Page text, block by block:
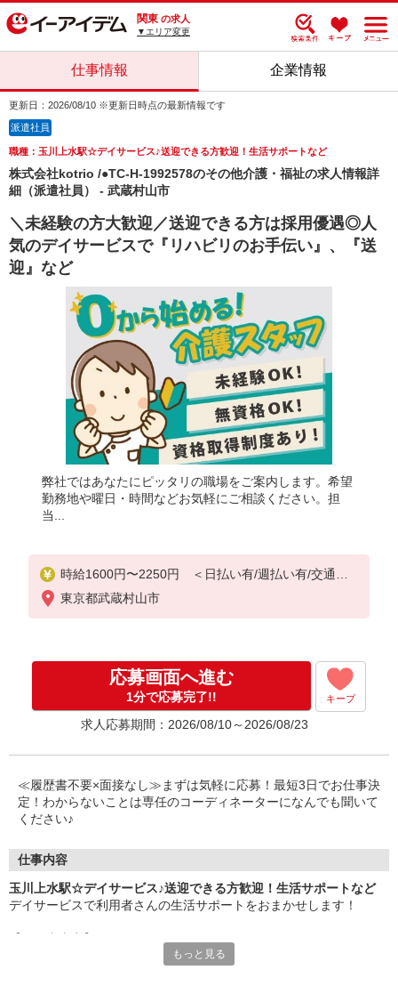
関東 の求人
▼エリア変更
仕事情報 企業情報
更新日：2026/08/10 ※更新日時点の最新情報です
派遣社員
職種：玉川上水駅☆デイサービス♪送迎できる方歓迎！生活サポートなど
株式会社kotrio /●TC-H-1992578のその他介護・福祉の求人情報詳
細（派遣社員） - 武蔵村山市
＼未経験の方大歓迎／送迎できる方は採用優遇◎人
気のデイサービスで『リハビリのお手伝い』、『送
迎』など
弊社ではあなたにピッタリの職場をご案内します。希望
勤務地や曜日・時間などお気軽にご相談ください。担
当...
時給1600円〜2250円 ＜日払い有/週払い有/交通費
全支給(ガソリン代含む)＞
東京都武蔵村山市
応募画面へ進む
1分で応募完了!! キープ
求人応募期間：2026/08/10～2026/08/23
≪履歴書不要×面接なし≫まずは気軽に応募！最短3日でお仕事決
定！わからないことは専任のコーディネーターになんでも聞いて
ください♪
仕事内容
玉川上水駅☆デイサービス♪送迎できる方歓迎！生活サポートなど
デイサービスで利用者さんの生活サポートをおまかせします！
・自宅から施設までの送迎（運転できる方）
もっと見る